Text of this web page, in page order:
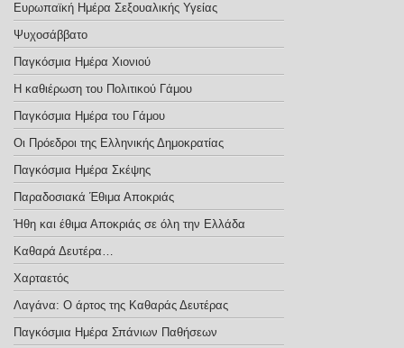
Ευρωπαϊκή Ημέρα Σεξoυαλικής Υγείας
Ψυχοσάββατο
Παγκόσμια Ημέρα Χιονιού
Η καθιέρωση του Πολιτικού Γάμου
Παγκόσμια Ημέρα του Γάμου
Οι Πρόεδροι της Ελληνικής Δημοκρατίας
Παγκόσμια Ημέρα Σκέψης
Παραδοσιακά Έθιμα Αποκριάς
Ήθη και έθιμα Αποκριάς σε όλη την Ελλάδα
Καθαρά Δευτέρα…
Χαρταετός
Λαγάνα: Ο άρτος της Καθαράς Δευτέρας
Παγκόσμια Ημέρα Σπάνιων Παθήσεων